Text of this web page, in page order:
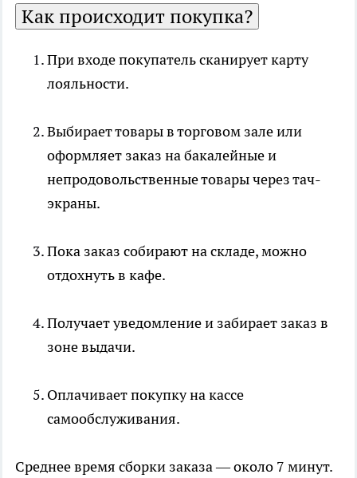
Как происходит покупка?
При входе покупатель сканирует карту
лояльности.
Выбирает товары в торговом зале или
оформляет заказ на бакалейные и
непродовольственные товары через тач-
экраны.
Пока заказ собирают на складе, можно
отдохнуть в кафе.
Получает уведомление и забирает заказ в
зоне выдачи.
Оплачивает покупку на кассе
самообслуживания.
Среднее время сборки заказа — около 7 минут.